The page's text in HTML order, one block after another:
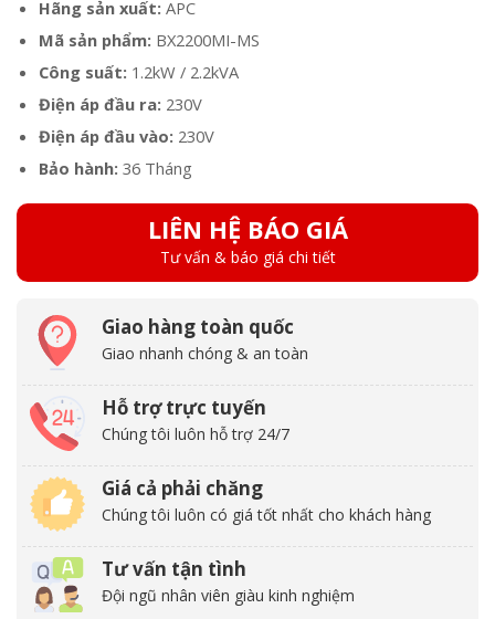
Hãng sản xuất: APC
Mã sản phẩm: BX2200MI-MS
Công suất: 1.2kW / 2.2kVA
Điện áp đầu ra: 230V
Điện áp đầu vào: 230V
Bảo hành: 36 Tháng
LIÊN HỆ BÁO GIÁ
Tư vấn & báo giá chi tiết
Giao hàng toàn quốc
Giao nhanh chóng & an toàn
Hỗ trợ trực tuyến
Chúng tôi luôn hỗ trợ 24/7
Giá cả phải chăng
Chúng tôi luôn có giá tốt nhất cho khách hàng
Tư vấn tận tình
Đội ngũ nhân viên giàu kinh nghiệm